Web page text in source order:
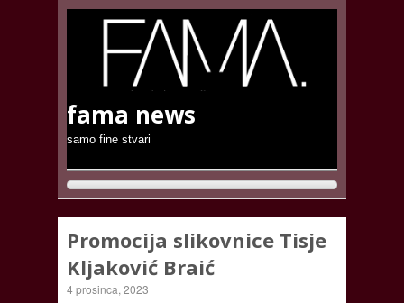
fama news
samo fine stvari
Promocija slikovnice Tisje
Kljaković Braić
4 prosinca, 2023